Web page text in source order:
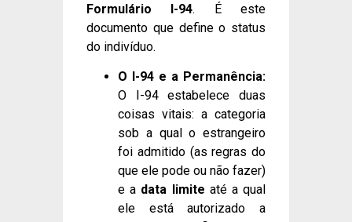
Formulário I-94. É este
documento que define o status
do indivíduo.
O I-94 e a Permanência:
O I-94 estabelece duas
coisas vitais: a categoria
sob a qual o estrangeiro
foi admitido (as regras do
que ele pode ou não fazer)
e a data limite até a qual
ele está autorizado a